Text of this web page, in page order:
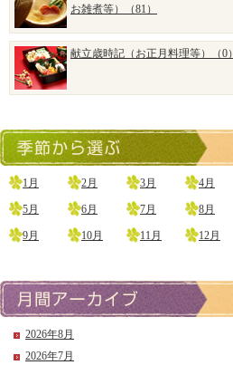
お雑煮等）（81）
献立歳時記（お正月料理等）（0）
1月 2月 3月 4月
5月 6月 7月 8月
9月 10月 11月 12月
2026年8月
2026年7月